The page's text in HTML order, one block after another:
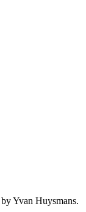
Yvan Huysmans.